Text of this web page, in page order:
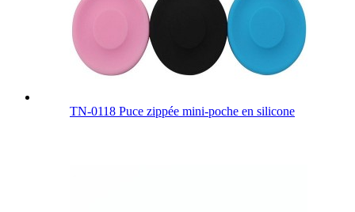
TN-0118 Puce zippée mini-poche en silicone